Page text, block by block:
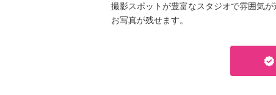
撮影スポットが豊富なスタジオで雰囲気が
お写真が残せます。